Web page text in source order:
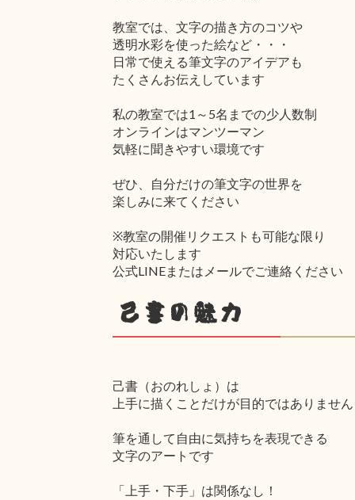
教室では、文字の描き方のコツや
透明水彩を使った絵など・・・
日常で使える筆文字のアイデアも
たくさんお伝えしています
私の教室では1～5名までの少人数制
オンラインはマンツーマン
気軽に聞きやすい環境です
ぜひ、自分だけの筆文字の世界を
楽しみに来てください
※教室の開催リクエストも可能な限り
対応いたします
公式LINEまたはメールでご連絡ください
己書の魅力
己書（おのれしょ）は
上手に描くことだけが目的ではありません
筆を通して自由に気持ちを表現できる
文字のアートです
「上手・下手」は関係なし！